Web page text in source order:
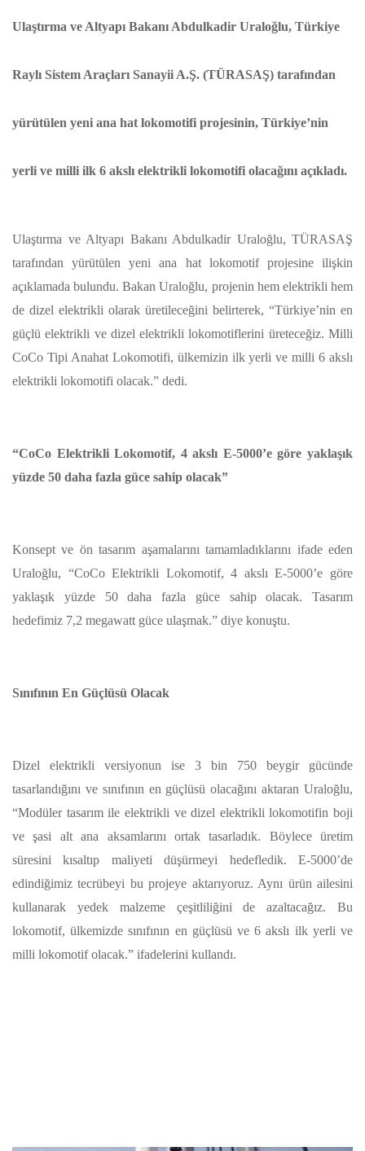
Ulaştırma ve Altyapı Bakanı Abdulkadir Uraloğlu, Türkiye
Raylı Sistem Araçları Sanayii A.Ş. (TÜRASAŞ) tarafından
yürütülen yeni ana hat lokomotifi projesinin, Türkiye’nin
yerli ve milli ilk 6 akslı elektrikli lokomotifi olacağını açıkladı.
Ulaştırma ve Altyapı Bakanı Abdulkadir Uraloğlu, TÜRASAŞ
tarafından yürütülen yeni ana hat lokomotif projesine ilişkin
açıklamada bulundu. Bakan Uraloğlu, projenin hem elektrikli hem
de dizel elektrikli olarak üretileceğini belirterek, “Türkiye’nin en
güçlü elektrikli ve dizel elektrikli lokomotiflerini üreteceğiz. Milli
CoCo Tipi Anahat Lokomotifi, ülkemizin ilk yerli ve milli 6 akslı
elektrikli lokomotifi olacak.” dedi.
“CoCo Elektrikli Lokomotif, 4 akslı E-5000’e göre yaklaşık
yüzde 50 daha fazla güce sahip olacak”
Konsept ve ön tasarım aşamalarını tamamladıklarını ifade eden
Uraloğlu, “CoCo Elektrikli Lokomotif, 4 akslı E-5000’e göre
yaklaşık yüzde 50 daha fazla güce sahip olacak. Tasarım
hedefimiz 7,2 megawatt güce ulaşmak.” diye konuştu.
Sınıfının En Güçlüsü Olacak
Dizel elektrikli versiyonun ise 3 bin 750 beygir gücünde
tasarlandığını ve sınıfının en güçlüsü olacağını aktaran Uraloğlu,
“Modüler tasarım ile elektrikli ve dizel elektrikli lokomotifin boji
ve şasi alt ana aksamlarını ortak tasarladık. Böylece üretim
süresini kısaltıp maliyeti düşürmeyi hedefledik. E-5000’de
edindiğimiz tecrübeyi bu projeye aktarıyoruz. Aynı ürün ailesini
kullanarak yedek malzeme çeşitliliğini de azaltacağız. Bu
lokomotif, ülkemizde sınıfının en güçlüsü ve 6 akslı ilk yerli ve
milli lokomotif olacak.” ifadelerini kullandı.